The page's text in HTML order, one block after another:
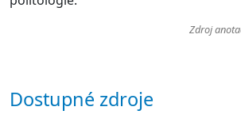
Zdroj
Dostupné zdroje